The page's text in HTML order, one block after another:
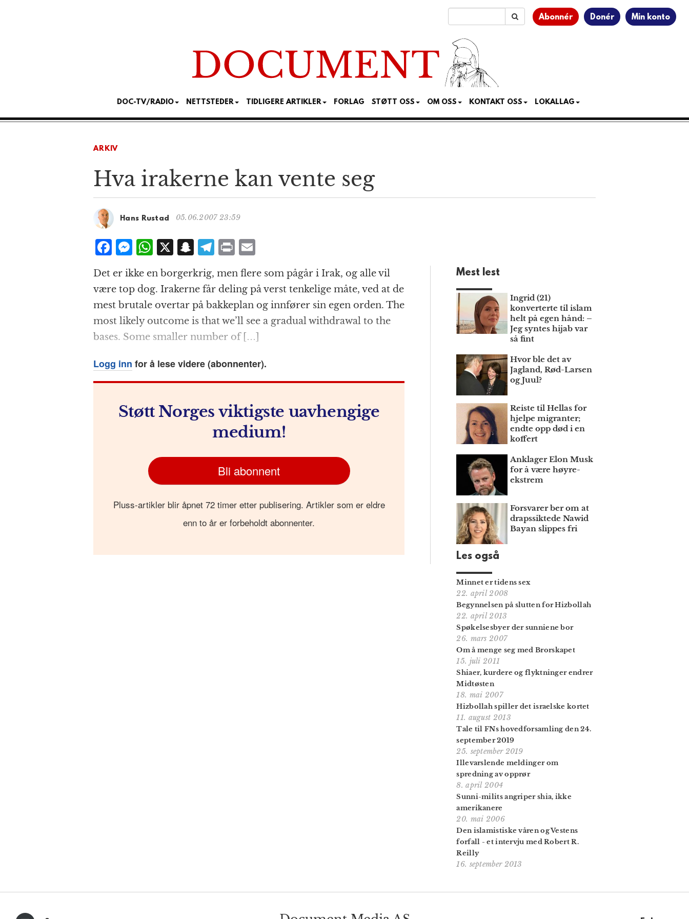
Abonnér Donér Min konto
DOC-TV/RADIO NETTSTEDER TIDLIGERE ARTIKLER FORLAG STØTT OSS OM OSS KONTAKT OSS LOKALLAG
ARKIV
Hva irakerne kan vente seg
Hans Rustad 05.06.2007 23:59
F
c
e
b
o
o
k
M
e
ss
e
n
g
e
r
W
h
at
s
A
p
p
X S
n
a
p
c
h
at
T
e
g
r
a
m
P
ri
n
t
ai
l
Det er ikke en borgerkrig, men flere som pågår i Irak, og alle vil
være top dog. Irakerne får deling på verst tenkelige måte, ved at de
mest brutale overtar på bakkeplan og innfører sin egen orden. The
most likely outcome is that we’ll see a gradual withdrawal to the
bases. Some smaller number of […]
Logg inn for å lese videre (abonnenter).
Støtt Norges viktigste uavhengige
medium!
Bli abonnent
Pluss-artikler blir åpnet 72 timer etter publisering. Artikler som er eldre
enn to år er forbeholdt abonnenter.
Mest lest
Ingrid (21)
konverterte til islam
helt på egen hånd: –
Jeg syntes hijab var
så fint
Hvor ble det av
Jagland, Rød-Larsen
og Juul?
Reiste til Hellas for
hjelpe migranter;
endte opp død i en
koffert
Anklager Elon Musk
for å være høyre­
ekstrem
Forsvarer ber om at
draps­siktede Nawid
Bayan slippes fri
Les også
Minnet er tidens sex
22. april 2008
Begynnelsen på slutten for Hizbollah
22. april 2013
Spøkelsesbyer der sunniene bor
26. mars 2007
Om å menge seg med Brorskapet
15. juli 2011
Shiaer, kurdere og flyktninger endrer
Midtøsten
18. mai 2007
Hizbollah spiller det israelske kortet
11. august 2013
Tale til FNs hoved­forsamling den 24.
september 2019
25. september 2019
Illevarslende meldinger om
spredning av opprør
8. april 2004
Sunni-milits angriper shia, ikke
amerikanere
20. mai 2006
Den islamistiske våren og Vestens
forfall - et intervju med Robert R.
Reilly
16. september 2013